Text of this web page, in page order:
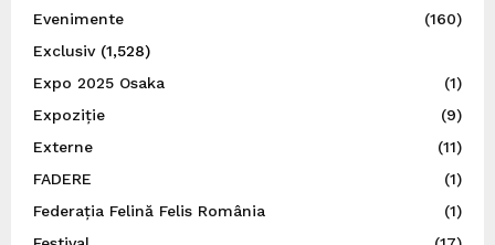
Evenimente
(160)
Exclusiv(1,528)
Expo 2025 Osaka
(1)
Expoziție
(9)
Externe
(11)
FADERE
(1)
Federația Felină Felis România
(1)